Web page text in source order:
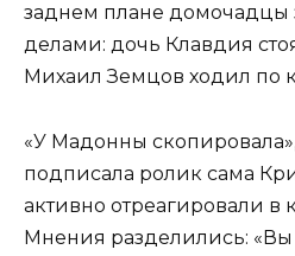
заднем плане домочадцы
делами: дочь Клавдия
Михаил Земцов ходил по
«У Мадонны
подписала ролик сама
активно отреагировали в
Мнения разделились: «Вы